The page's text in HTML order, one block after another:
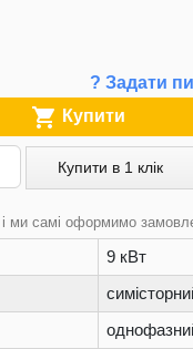
? Задати
 Купити
Купити в 1 клік
ми самі оформимо
9 кВт